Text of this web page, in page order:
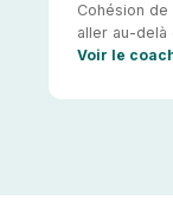
Cohésion
aller au-delà
Voir le